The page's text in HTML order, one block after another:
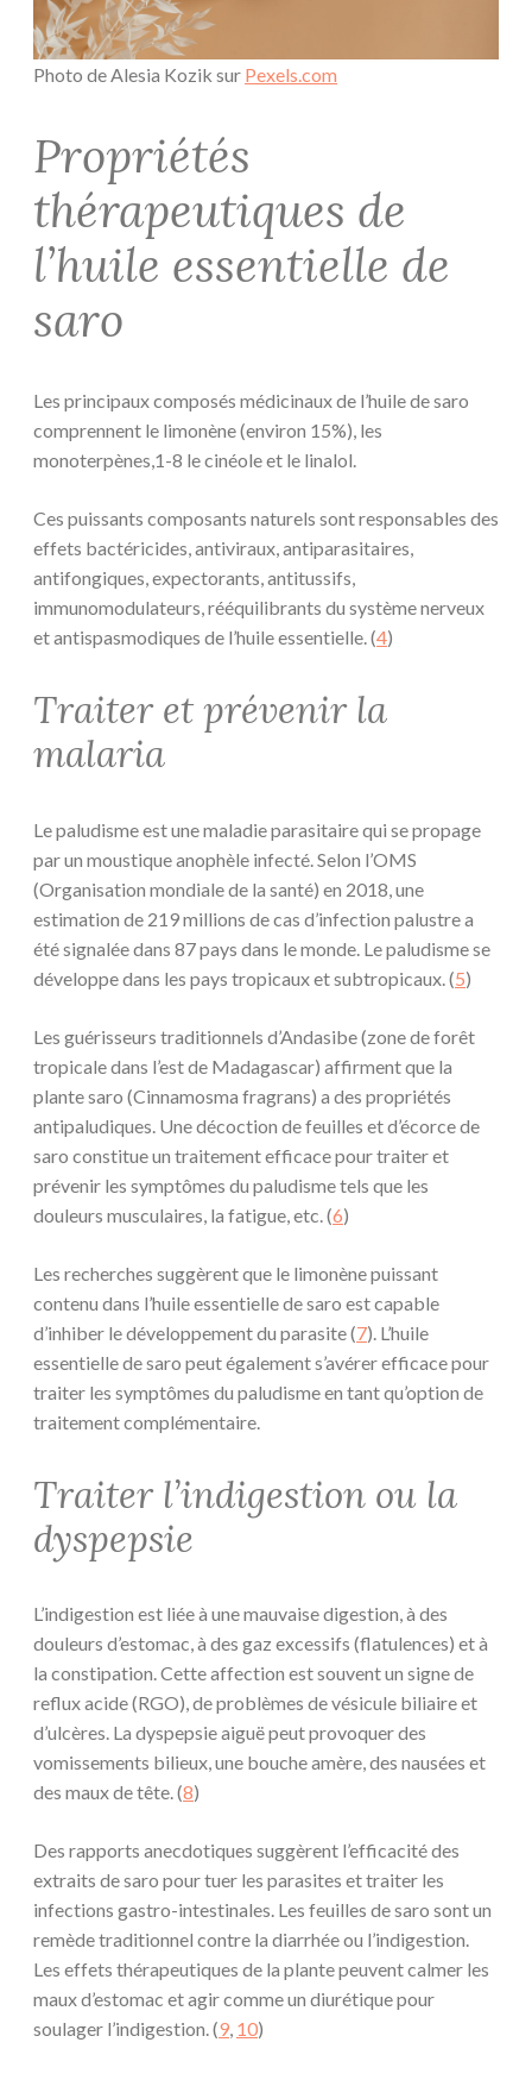
Photo de Alesia Kozik sur Pexels.com
Propriétés
thérapeutiques de
l’huile essentielle de
saro
Les principaux composés médicinaux de l’huile de saro
comprennent le limonène (environ 15%), les
monoterpènes,1-8 le cinéole et le linalol.
Ces puissants composants naturels sont responsables des
effets bactéricides, antiviraux, antiparasitaires,
antifongiques, expectorants, antitussifs,
immunomodulateurs, rééquilibrants du système nerveux
et antispasmodiques de l’huile essentielle. (4)
Traiter et prévenir la
malaria
Le paludisme est une maladie parasitaire qui se propage
par un moustique anophèle infecté. Selon l’OMS
(Organisation mondiale de la santé) en 2018, une
estimation de 219 millions de cas d’infection palustre a
été signalée dans 87 pays dans le monde. Le paludisme se
développe dans les pays tropicaux et subtropicaux. (5)
Les guérisseurs traditionnels d’Andasibe (zone de forêt
tropicale dans l’est de Madagascar) affirment que la
plante saro (Cinnamosma fragrans) a des propriétés
antipaludiques. Une décoction de feuilles et d’écorce de
saro constitue un traitement efficace pour traiter et
prévenir les symptômes du paludisme tels que les
douleurs musculaires, la fatigue, etc. (6)
Les recherches suggèrent que le limonène puissant
contenu dans l’huile essentielle de saro est capable
d’inhiber le développement du parasite (7). L’huile
essentielle de saro peut également s’avérer efficace pour
traiter les symptômes du paludisme en tant qu’option de
traitement complémentaire.
Traiter l’indigestion ou la
dyspepsie
L’indigestion est liée à une mauvaise digestion, à des
douleurs d’estomac, à des gaz excessifs (flatulences) et à
la constipation. Cette affection est souvent un signe de
reflux acide (RGO), de problèmes de vésicule biliaire et
d’ulcères. La dyspepsie aiguë peut provoquer des
vomissements bilieux, une bouche amère, des nausées et
des maux de tête. (8)
Des rapports anecdotiques suggèrent l’efficacité des
extraits de saro pour tuer les parasites et traiter les
infections gastro-intestinales. Les feuilles de saro sont un
remède traditionnel contre la diarrhée ou l’indigestion.
Les effets thérapeutiques de la plante peuvent calmer les
maux d’estomac et agir comme un diurétique pour
soulager l’indigestion. (9, 10)